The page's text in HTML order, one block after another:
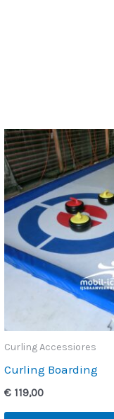
Curling Accessiores
Curling Boarding
€ 119,00